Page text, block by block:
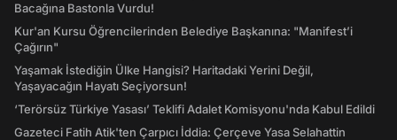
Bacağına Bastonla Vurdu!
Kur'an Kursu Öğrencilerinden Belediye Başkanına: "Manifest’i
Çağırın"
Yaşamak İstediğin Ülke Hangisi? Haritadaki Yerini Değil,
Yaşayacağın Hayatı Seçiyorsun!
‘Terörsüz Türkiye Yasası’ Teklifi Adalet Komisyonu'nda Kabul Edildi
Gazeteci Fatih Atik'ten Çarpıcı İddia: Çerçeve Yasa Selahattin